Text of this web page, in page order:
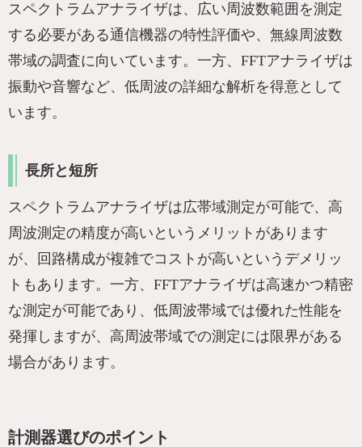
スペクトラムアナライザは、広い周波数範囲を測定
する必要がある通信機器の特性評価や、無線周波数
帯域の調査に向いています。一方、FFTアナライザは
振動や音響など、低周波の詳細な解析を得意として
います。
長所と短所
スペクトラムアナライザは広帯域測定が可能で、高
周波測定の精度が高いというメリットがあります
が、回路構成が複雑でコストが高いというデメリッ
トもあります。一方、FFTアナライザは高速かつ精密
な測定が可能であり、低周波帯域では優れた性能を
発揮しますが、高周波帯域での測定には限界がある
場合があります。
計測器選びのポイント